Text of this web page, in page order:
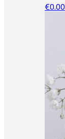
€0.00